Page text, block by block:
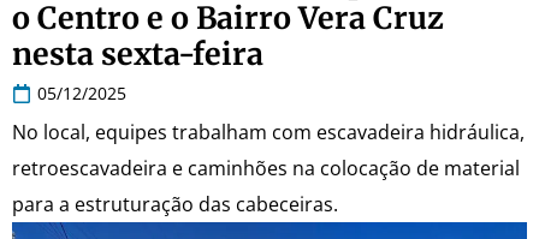
o Centro e o Bairro Vera Cruz
nesta sexta-feira
05/12/2025
No local, equipes trabalham com escavadeira hidráulica,
retroescavadeira e caminhões na colocação de material
para a estruturação das cabeceiras.